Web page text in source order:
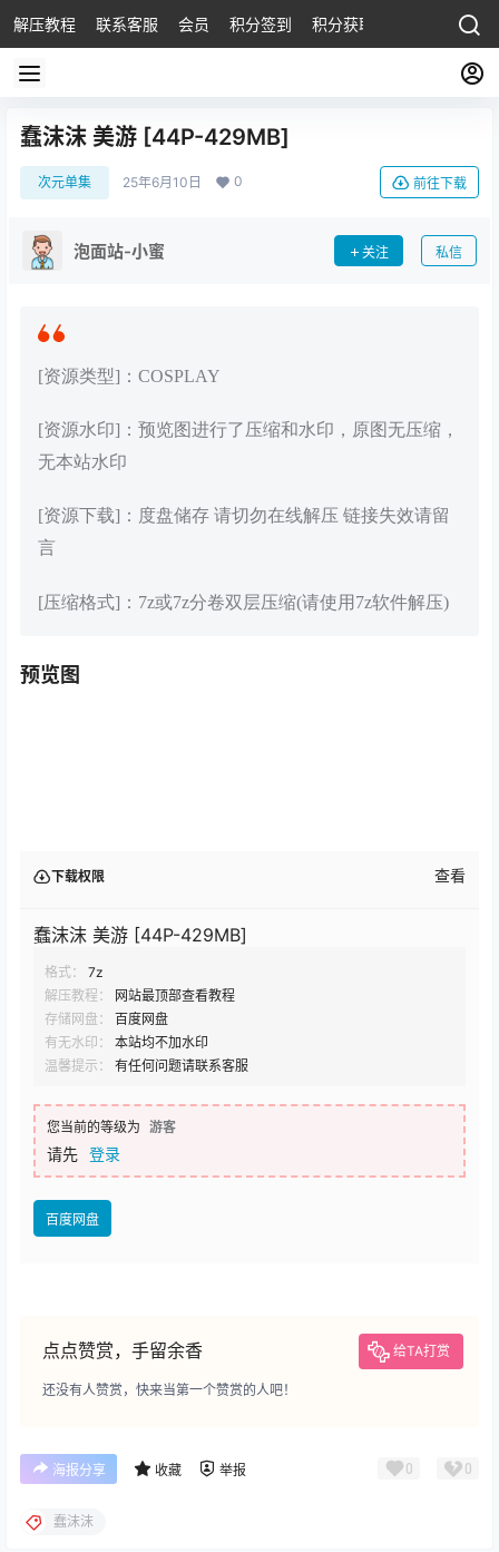
解压教程 联系客服 会员 积分签到 积分获取
蠢沫沫 美游 [44P-429MB]
次元单集 25年6月10日 0 前往下载
泡面站-小蜜 关注 私信
[资源类型]：COSPLAY
[资源水印]：预览图进行了压缩和水印，原图无压缩，
无本站水印
[资源下载]：度盘储存 请切勿在线解压 链接失效请留
言
[压缩格式]：7z或7z分卷双层压缩(请使用7z软件解压)
预览图
下载权限 查看
蠢沫沫 美游 [44P-429MB]
格式：
7z
解压教程：
网站最顶部查看教程
存储网盘：
百度网盘
有无水印：
本站均不加水印
温馨提示：
有任何问题请联系客服
您当前的等级为 游客
请先 登录
百度网盘
点点赞赏，手留余香 给TA打赏
还没有人赞赏，快来当第一个赞赏的人吧！
海报分享 收藏 举报 0 0
蠢沫沫